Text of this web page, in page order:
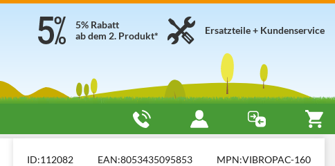
Ersatzteile + Kundenservice
5% Rabatt
ab dem 2. Produkt*
ID:112082 EAN:8053435095853 MPN:VIBROPAC-160